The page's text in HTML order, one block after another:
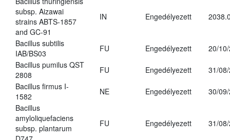
subsp. Aizawai
strains ABTS-1857
and GC-91
IN Engedélyezett
Bacillus subtilis
IAB/BS03
FU Engedélyezett
20/
Bacillus pumilus QST
2808
FU Engedélyezett
31/
Bacillus firmus I-
1582
NE Engedélyezett
30/
Bacillus
amyloliquefaciens
subsp. plantarum
FU Engedélyezett 31/